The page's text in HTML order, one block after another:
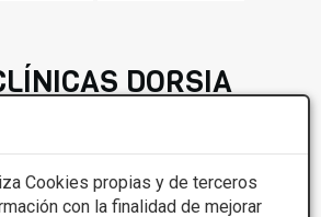
Cookies propias y de terceros
con la finalidad de mejorar
DORSIA
pacientes, compuesto por